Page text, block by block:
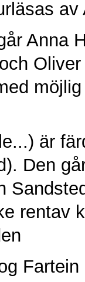
av
Anna
är
Den
rentav